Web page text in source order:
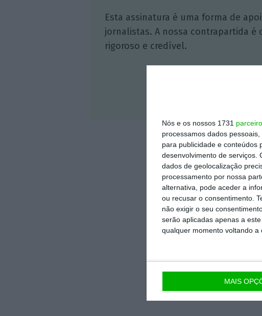
Nós e os nossos 1731
processamos dados
para publicidade e conteúdos
desenvolvimento de serviços.
dados de geolocalização
processamento por nossa
alternativa, pode aceder a
ou recusar o consentimento.
não exigir o seu
serão aplicadas apenas a
qualquer momento voltando a
MAIS
Esta assinatura é uma forma de
jornalistas. A nossa contrapartida
rigoroso e credível.